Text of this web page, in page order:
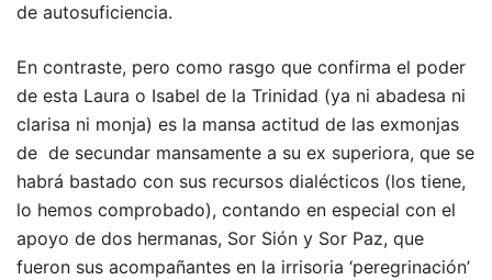
de autosuficiencia.
En contraste, pero como rasgo que confirma el poder
de esta Laura o Isabel de la Trinidad (ya ni abadesa ni
clarisa ni monja) es la mansa actitud de las exmonjas
de de secundar mansamente a su ex superiora, que se
habrá bastado con sus recursos dialécticos (los tiene,
lo hemos comprobado), contando en especial con el
apoyo de dos hermanas, Sor Sión y Sor Paz, que
fueron sus acompañantes en la irrisoria ‘peregrinación’